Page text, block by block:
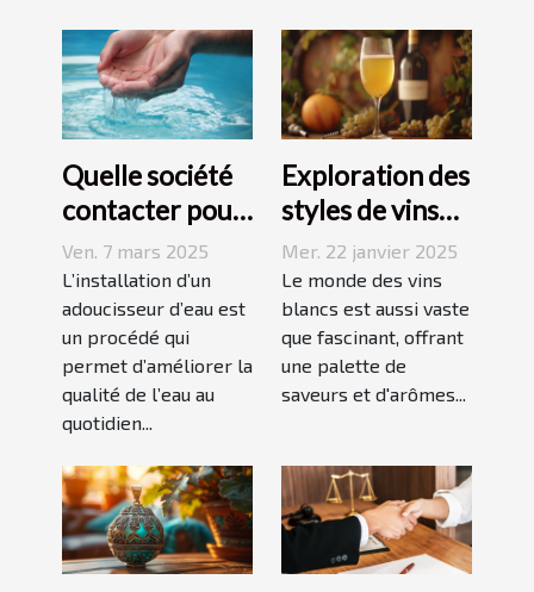
Quelle société
contacter pour
l'installation
d'un
adoucisseur
d'eau ?
Ven. 7 mars 2025
L’installation d’un
adoucisseur d’eau est
un procédé qui
permet d’améliorer la
qualité de l’eau au
quotidien...
Exploration des
styles de vins
blancs issus de
vignobles
renommés
Mer. 22 janvier 2025
Le monde des vins
blancs est aussi vaste
que fascinant, offrant
une palette de
saveurs et d'arômes...